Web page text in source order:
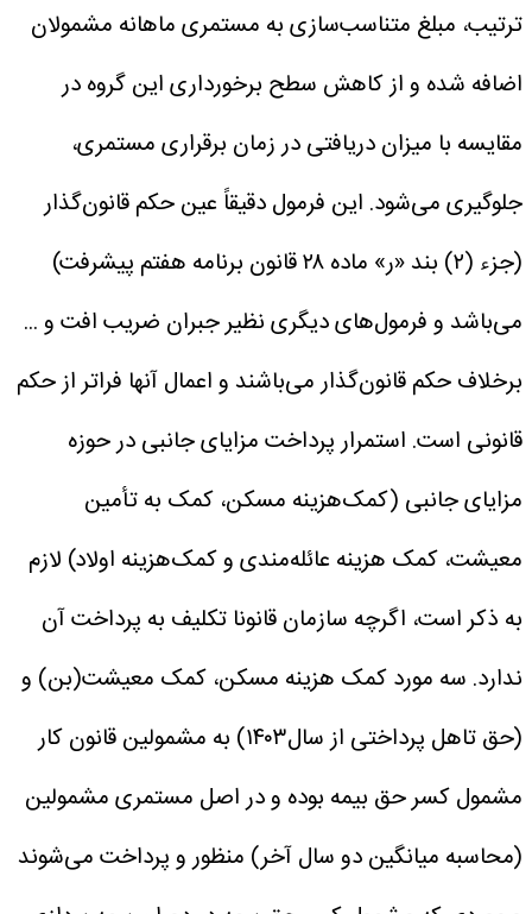
ترتیب، مبلغ متناسب‌سازی به مستمری ماهانه مشمولان
اضافه شده و از کاهش سطح برخورداری این گروه در
مقایسه با میزان دریافتی در زمان برقراری مستمری،
جلوگیری می‌شود. این فرمول دقیقاً عین حکم قانون‌گذار
(جزء (۲) بند «ر» ماده ۲۸ قانون برنامه هفتم پیشرفت)
می‌باشد و فرمول‌های دیگری نظیر جبران ضریب افت و ...
برخلاف حکم قانون‌گذار می‌‎باشند و اعمال آنها فراتر از حکم
قانونی است. استمرار پرداخت مزایای جانبیدر حوزه
مزایای جانبی (کمک‌هزینه مسکن، کمک به تأمین
معیشت، کمک هزینه عائله‌مندی و کمک‌هزینه اولاد) لازم
به ذکر است، اگرچه سازمان قانونا تکلیف به پرداخت آن
ندارد. سه مورد کمک هزینه مسکن، کمک معیشت(بن) و
(حق تاهل پرداختی از سال۱۴۰۳) به مشمولین قانون کار
مشمول کسر حق بیمه بوده و در اصل مستمری مشمولین
(محاسبه میانگین دو سال آخر) منظور و پرداخت می‌شوند